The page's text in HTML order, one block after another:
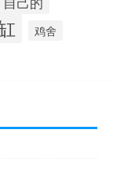
鸡舍